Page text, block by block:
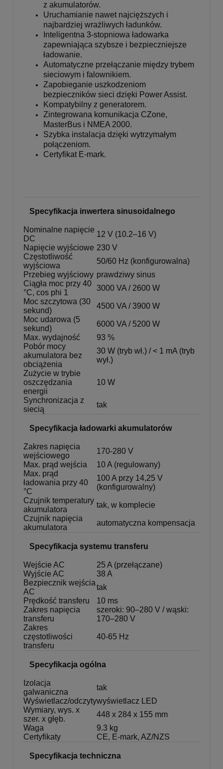
z akumulatorów.
Uruchamianie nawet najcięższych i
najbardziej wrażliwych ładunków.
Inteligentna 3-stopniowa ładowarka
zapewniająca szybsze i bezpieczniejsze
ładowanie.
Automatyczne przełączanie między trybem
sieciowym i falownikiem.
Zapobieganie uszkodzeniom
bezpieczników sieci dzięki Power Assist.
Kompatybilny z generatorem.
Zintegrowana komunikacja CZone,
MasterBus i NMEA 2000.
Szybka instalacja dzięki wytrzymałym
połączeniom.
Certyfikat E-mark.
Specyfikacja inwertera sinusoidalnego
Nominalne napięcie
DC
12 V (10.2–16 V)
Napięcie wyjściowe 230 V
Częstotliwość
wyjściowa
50/60 Hz (konfigurowalna)
Przebieg wyjściowy prawdziwy sinus
Ciągła moc przy 40
°C, cos phi 1
3000 VA / 2600 W
Moc szczytowa (30
sekund)
4500 VA / 3900 W
Moc udarowa (5
sekund)
6000 VA / 5200 W
Max. wydajność
93 %
Pobór mocy
akumulatora bez
obciążenia
30 W (tryb wł.) / < 1 mA (tryb
wył.)
Zużycie w trybie
oszczędzania
energii
10 W
Synchronizacja z
siecią
tak
Specyfikacja ładowarki akumulatorów
Zakres napięcia
wejściowego
170-280 V
Max. prąd wejścia
10 A (regulowany)
Max. prąd
ładowania przy 40
°C
100 A przy 14,25 V
(konfigurowalny)
Czujnik temperatury
akumulatora
tak, w komplecie
Czujnik napięcia
akumulatora
automatyczna kompensacja
Specyfikacja systemu transferu
Wejście AC
25 A (przełączane)
Wyjście AC
38 A
Bezpiecznik wejścia
AC
tak
Prędkość transferu
10 ms
Zakres napięcia
transferu
szeroki: 90–280 V / wąski:
170–280 V
Zakres
częstotliwości
transferu
40-65 Hz
Specyfikacja ogólna
Izolacja
galwaniczna
tak
Wyświetlacz/odczytywyświetlacz LED
Wymiary, wys. x
szer. x głęb.
448 x 284 x 155 mm
Waga
9.3 kg
Certyfikaty
CE, E-mark, AZ/NZS
Specyfikacja techniczna